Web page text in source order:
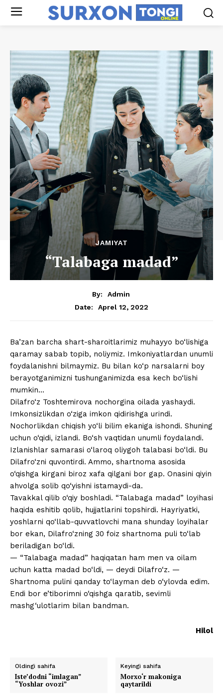
JAMIYAT
“Talabaga madad”
By:
Admin
Date:
Aprel 12, 2022
Ba’zan barcha shart-sharoitlarimiz muhayyo bo‘lishiga
qaramay sabab topib, noliymiz. Imkoniyatlardan unumli
foydalanishni bilmaymiz. Bu bilan ko‘p narsalarni boy
berayotganimizni tushunganimizda esa kech bo‘lishi
mumkin…
Dilafro‘z Toshtemirova nochorgina oilada yashaydi.
Imkonsizlikdan o‘ziga imkon qidirishga urindi.
Nochorlikdan chiqish yo‘li bilim ekaniga ishondi. Shuning
uchun o‘qidi, izlandi. Bo‘sh vaqtidan unumli foydalandi.
Izlanishlar samarasi o‘laroq oliygoh talabasi bo‘ldi. Bu
Dilafro‘zni quvontirdi. Ammo, shartnoma asosida
o‘qishga kirgani biroz xafa qilgani bor gap. Onasini qiyin
ahvolga solib qo‘yishni istamaydi-da.
Tavakkal qilib o‘qiy boshladi. “Talabaga madad” loyihasi
haqida eshitib qolib, hujjatlarini topshirdi. Hayriyatki,
yoshlarni qo‘llab-quvvatlovchi mana shunday loyihalar
bor ekan, Dilafro‘zning 30 foiz shartnoma puli to‘lab
beriladigan bo‘ldi.
— “Talabaga madad” haqiqatan ham men va oilam
uchun katta madad bo‘ldi, — deydi Dilafro‘z. —
Shartnoma pulini qanday to‘layman deb o‘ylovda edim.
Endi bor e’tiborimni o‘qishga qaratib, sevimli
mashg‘ulotlarim bilan bandman.
Hilol
Oldingi sahifa
Iste’dodni “imlagan”
“Yoshlar ovozi”
Keyingi sahifa
Morxo‘r makoniga
qaytarildi